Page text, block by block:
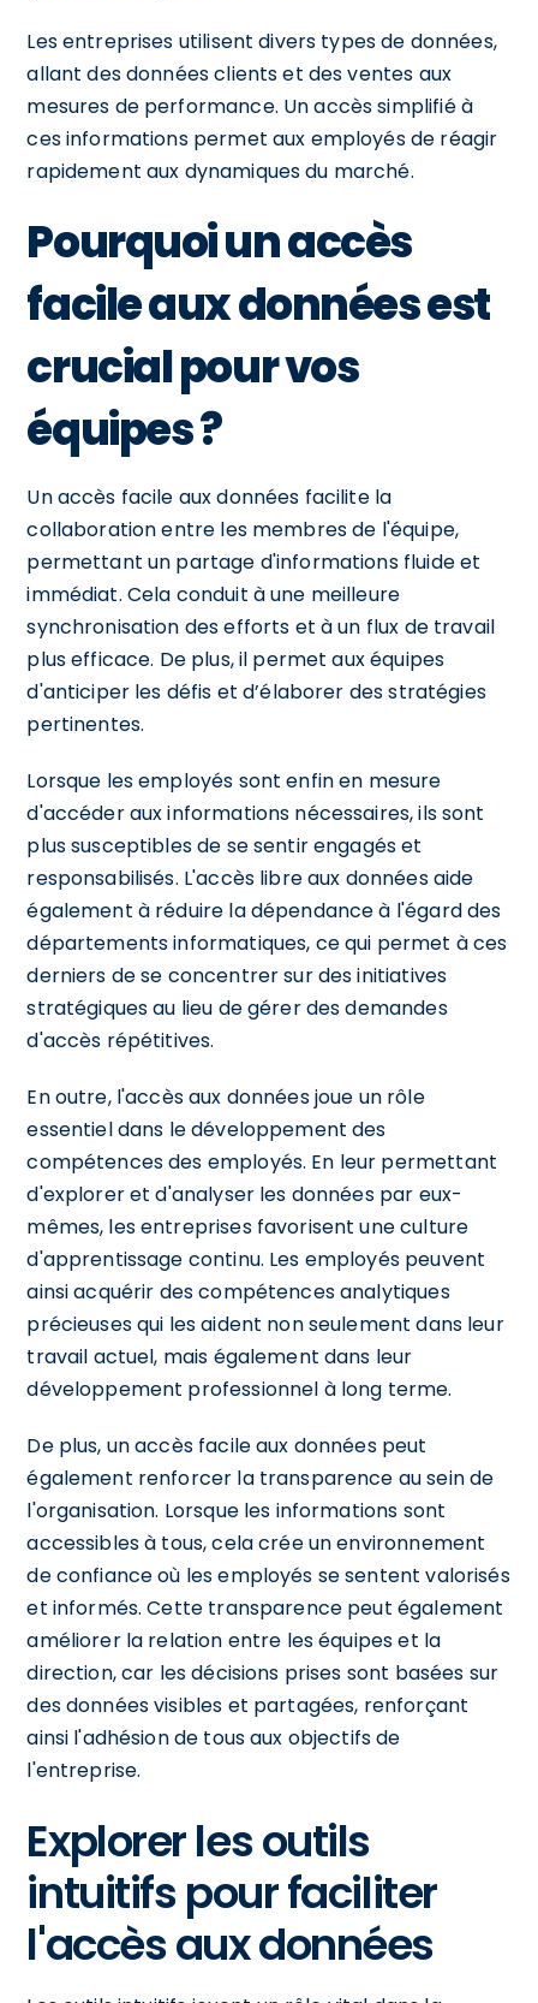
Les entreprises utilisent divers types de données,
allant des données clients et des ventes aux
mesures de performance. Un accès simplifié à
ces informations permet aux employés de réagir
rapidement aux dynamiques du marché.
Pourquoi un accès
facile aux données est
crucial pour vos
équipes ?
Un accès facile aux données facilite la
collaboration entre les membres de l'équipe,
permettant un partage d'informations fluide et
immédiat. Cela conduit à une meilleure
synchronisation des efforts et à un flux de travail
plus efficace. De plus, il permet aux équipes
d'anticiper les défis et d’élaborer des stratégies
pertinentes.
Lorsque les employés sont enfin en mesure
d'accéder aux informations nécessaires, ils sont
plus susceptibles de se sentir engagés et
responsabilisés. L'accès libre aux données aide
également à réduire la dépendance à l'égard des
départements informatiques, ce qui permet à ces
derniers de se concentrer sur des initiatives
stratégiques au lieu de gérer des demandes
d'accès répétitives.
En outre, l'accès aux données joue un rôle
essentiel dans le développement des
compétences des employés. En leur permettant
d'explorer et d'analyser les données par eux-
mêmes, les entreprises favorisent une culture
d'apprentissage continu. Les employés peuvent
ainsi acquérir des compétences analytiques
précieuses qui les aident non seulement dans leur
travail actuel, mais également dans leur
développement professionnel à long terme.
De plus, un accès facile aux données peut
également renforcer la transparence au sein de
l'organisation. Lorsque les informations sont
accessibles à tous, cela crée un environnement
de confiance où les employés se sentent valorisés
et informés. Cette transparence peut également
améliorer la relation entre les équipes et la
direction, car les décisions prises sont basées sur
des données visibles et partagées, renforçant
ainsi l'adhésion de tous aux objectifs de
l'entreprise.
Explorer les outils
intuitifs pour faciliter
l'accès aux données